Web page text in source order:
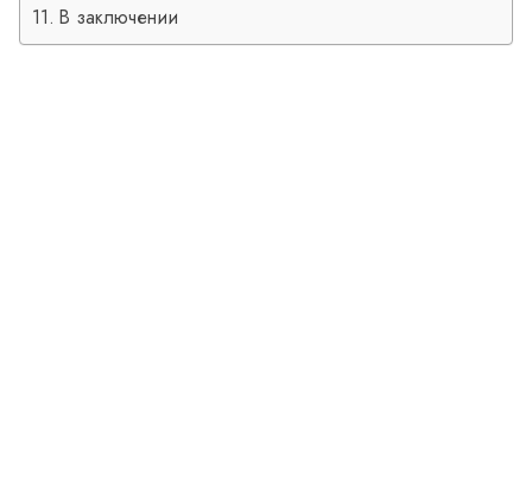
В заключении